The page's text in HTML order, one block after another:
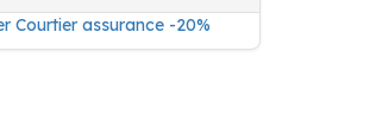
Courtier assurance -20%